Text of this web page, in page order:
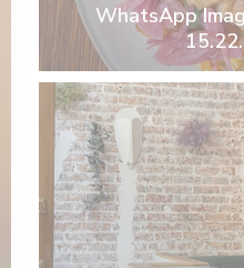
WhatsApp